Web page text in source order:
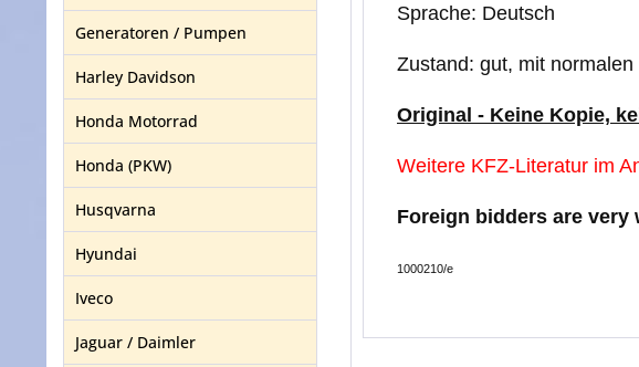
Generatoren / Pumpen
Harley Davidson
Honda Motorrad
Honda (PKW)
Husqvarna
Hyundai
Iveco
Jaguar / Daimler
Sprache: Deutsch
Zustand: gut, mit
Original - Keine Kopie,
Weitere KFZ-Literatur im
Foreign bidders are very
1000210/e